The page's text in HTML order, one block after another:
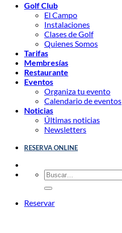
Golf Club
El Campo
Instalaciones
Clases de Golf
Quienes Somos
Tarifas
Membresías
Restaurante
Eventos
Organiza tu evento
Calendario de eventos
Noticias
Últimas noticias
Newsletters
RESERVA ONLINE
Reservar